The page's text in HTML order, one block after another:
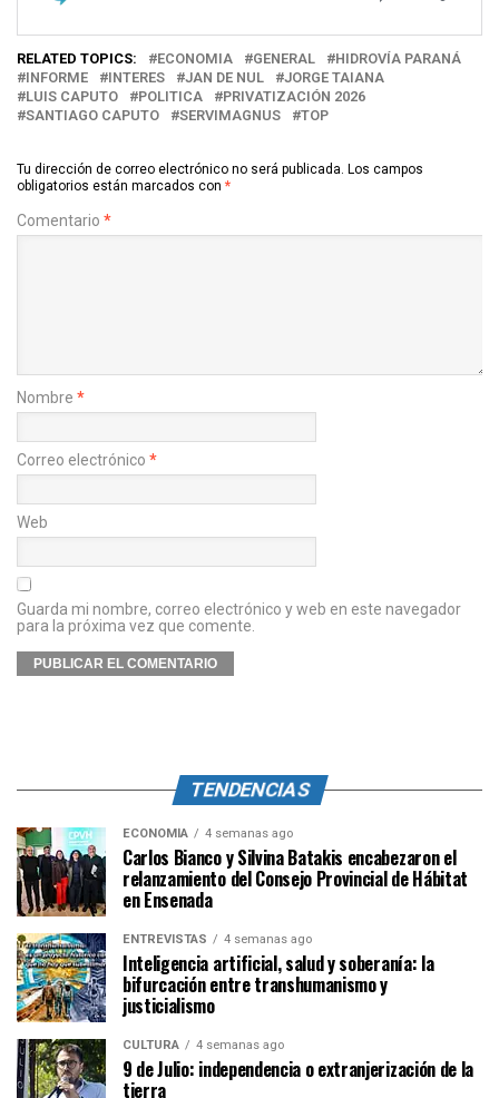
RELATED TOPICS: ECONOMIA GENERAL
HIDROVÍA PARANÁ
INFORME
INTERES JAN DE NUL
JORGE TAIANA
LUIS CAPUTO
POLITICA
PRIVATIZACIÓN 2026
SANTIAGO CAPUTO
SERVIMAGNUS TOP
Tu dirección de correo electrónico no será publicada. Los campos
obligatorios están marcados con *
Comentario *
Nombre *
Correo electrónico *
Web
Guarda mi nombre, correo electrónico y web en este navegador
para la próxima vez que comente.
TENDENCIAS
ECONOMÍA 4 semanas ago
Carlos Bianco y Silvina Batakis encabezaron el
relanzamiento del Consejo Provincial de Hábitat
en Ensenada
ENTREVISTAS 4 semanas ago
Inteligencia artificial, salud y soberanía: la
bifurcación entre transhumanismo y
justicialismo
CULTURA 4 semanas ago
9 de Julio: independencia o extranjerización de la
tierra